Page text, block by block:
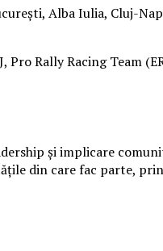
Alba Iulia, Cluj-
Rally Racing Team
și implicare
din care fac parte,